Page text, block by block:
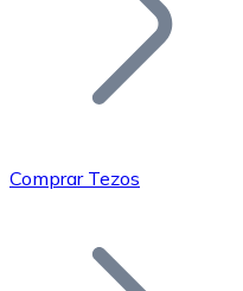
Bitcoin
Comprar Tezos